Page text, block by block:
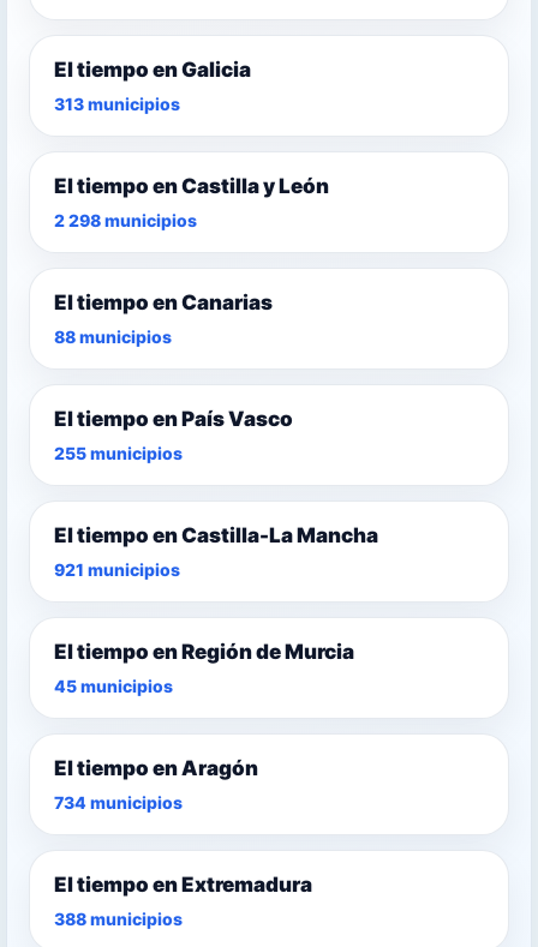
El tiempo en Galicia
313 municipios
El tiempo en Castilla y León
2 298 municipios
El tiempo en Canarias
88 municipios
El tiempo en País Vasco
255 municipios
El tiempo en Castilla-La Mancha
921 municipios
El tiempo en Región de Murcia
45 municipios
El tiempo en Aragón
734 municipios
El tiempo en Extremadura
388 municipios